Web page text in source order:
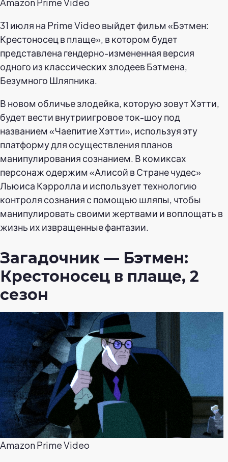
Amazon Prime Video
31 июля на Prime Video выйдет фильм «Бэтмен:
Крестоносец в плаще», в котором будет
представлена гендерно-измененная версия
одного из классических злодеев Бэтмена,
Безумного Шляпника.
В новом обличье злодейка, которую зовут Хэтти,
будет вести внутриигровое ток-шоу под
названием «Чаепитие Хэтти», используя эту
платформу для осуществления планов
манипулирования сознанием. В комиксах
персонаж одержим «Алисой в Стране чудес»
Льюиса Кэрролла и использует технологию
контроля сознания с помощью шляпы, чтобы
манипулировать своими жертвами и воплощать в
жизнь их извращенные фантазии.
Загадочник — Бэтмен:
Крестоносец в плаще, 2
сезон
Amazon Prime Video